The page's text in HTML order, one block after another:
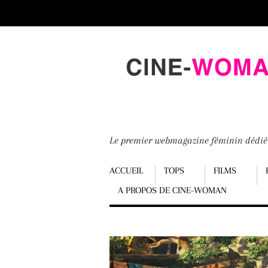
down
Le premier webmagazine féminin
Menu
ACCUEIL TOPS FILMS
A PROPOS DE CINE-WOMAN
Scroll
to
content